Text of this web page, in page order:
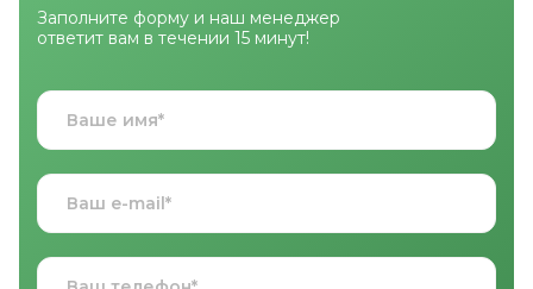
Заполните форму и наш менеджер
ответит вам в течении 15 минут!